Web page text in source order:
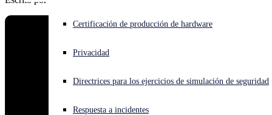
¿Está sufriendo un ciberataque? Obtenga ayuda ahora mismo
Open language switcher
Certificación de producción de hardware
Privacidad
Directrices para los ejercicios de simulación de seguridad
Respuesta a incidentes